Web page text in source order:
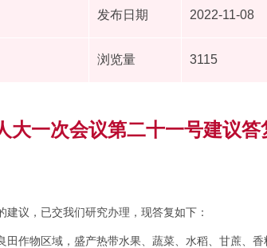
发布日期 2022-11-08
浏览量 3115
大一次会议第二十一号建议答
议，已交我们研究办理，现答复如下：
作物区域，盛产热带水果、蔬菜、水稻、甘蔗、